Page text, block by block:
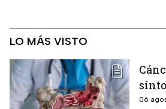
LO MÁS VISTO
que
06